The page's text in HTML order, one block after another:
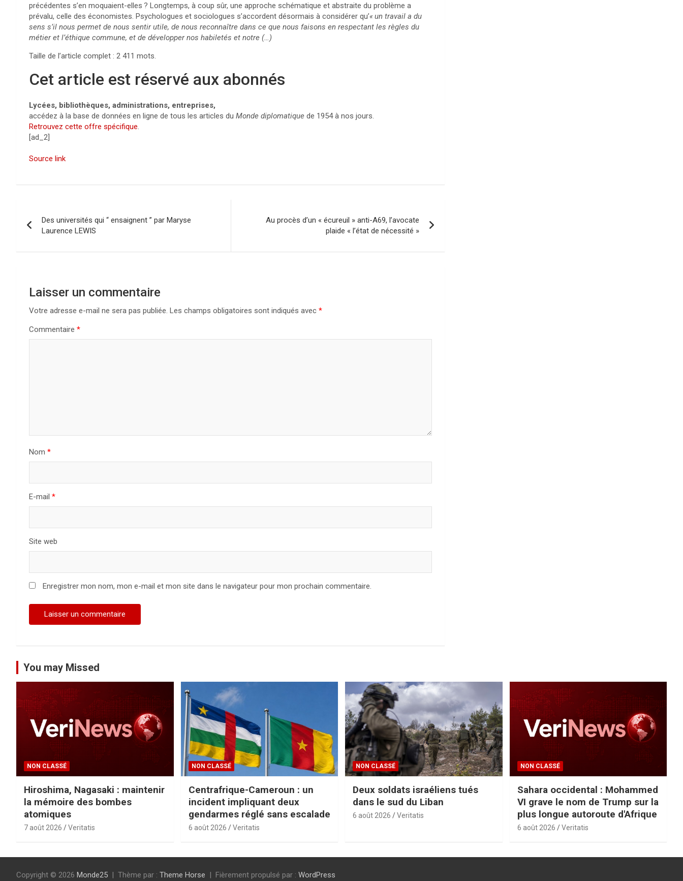
précédentes s’en moquaient-elles ? Longtemps, à coup sûr, une approche schématique et abstraite du problème a
prévalu, celle des économistes. Psychologues et sociologues s’accordent désormais à considérer qu’«un travail a du
sens s’il nous permet de nous sentir utile, de nous reconnaître dans ce que nous faisons en respectant les règles du
métier et l’éthique commune, et de développer nos habiletés et notre (…)
Taille de l’article complet : 2 411 mots.
Cet article est réservé aux abonnés
Lycées, bibliothèques, administrations, entreprises,
accédez à la base de données en ligne de tous les articles du Monde diplomatique de 1954 à nos jours.
Retrouvez cette offre spécifique.
[ad_2]
Source link
v
Des universités qui “ ensaignent ” par Maryse
Laurence LEWIS
Au procès d’un « écureuil » anti-A69, l’avocate
plaide « l’état de nécessité »
Laisser un commentaire
Votre adresse e-mail ne sera pas publiée. Les champs obligatoires sont indiqués avec *
Commentaire *
Nom *
E-mail *
Site web
Enregistrer mon nom, mon e-mail et mon site dans le navigateur pour mon prochain commentaire.
You may Missed
NON CLASSÉ
Hiroshima, Nagasaki : maintenir
la mémoire des bombes
atomiques
7 août 2026 Veritatis
NON CLASSÉ
Centrafrique-Cameroun : un
incident impliquant deux
gendarmes réglé sans escalade
6 août 2026 Veritatis
NON CLASSÉ
Deux soldats israéliens tués
dans le sud du Liban
6 août 2026 Veritatis
NON CLASSÉ
Sahara occidental : Mohammed
VI grave le nom de Trump sur la
plus longue autoroute d'Afrique
6 août 2026 Veritatis
Copyright © 2026 Monde25 Thème par : Theme Horse Fièrement propulsé par : WordPress